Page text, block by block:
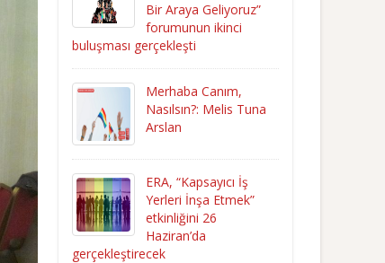
Bir Araya Geliyoruz”
forumunun ikinci
buluşması gerçekleşti
Merhaba Canım,
Nasılsın?: Melis Tuna
Arslan
ERA, “Kapsayıcı İş
Yerleri İnşa Etmek”
etkinliğini 26
Haziran’da
gerçekleştirecek